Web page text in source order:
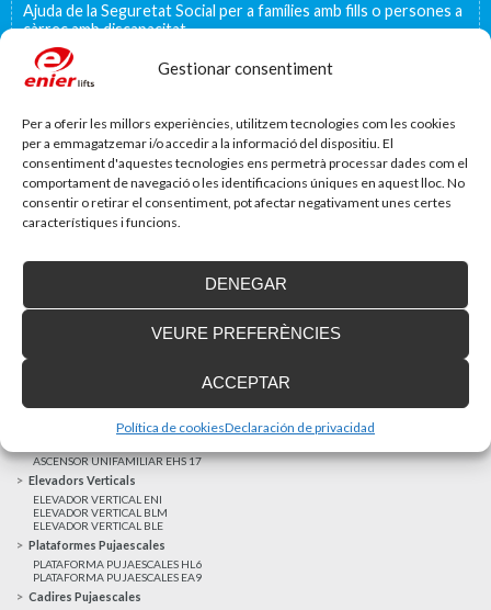
Gestionar consentiment
Per a oferir les millors experiències, utilitzem tecnologies com les cookies
per a emmagatzemar i/o accedir a la informació del dispositiu. El
consentiment d'aquestes tecnologies ens permetrà processar dades com el
comportament de navegació o les identificacions úniques en aquest lloc. No
consentir o retirar el consentiment, pot afectar negativament unes certes
característiques i funcions.
ACCEPTAR
DENEGAR
VEURE PREFERÈNCIES
Política de cookiesDeclaración de privacidad
Ajuda de la Seguretat Social per a famílies amb fills o persones a
càrrec amb discapacitat
Sabies que hi ha prestacions per fill o per persones amb discapacitat que
estiguin...
la innovació i la proximitat.
Recupera l’entrevista de TV Girona a Fran González,
gerent d’Enier. Aquest passat 17 de...
Clients satisfets
Projecte cofinançat pel Fons Europeu de Desenvolupament Regional
ELEVADOR UNIFAMILIAR EHP 05
ASCENSOR UNIFAMILIAR EHS 17
Elevadors Verticals
ELEVADOR VERTICAL ENI
ELEVADOR VERTICAL BLM
ELEVADOR VERTICAL BLE
Plataformes Pujaescales
PLATAFORMA PUJAESCALES HL6
PLATAFORMA PUJAESCALES EA9
Cadires Pujaescales